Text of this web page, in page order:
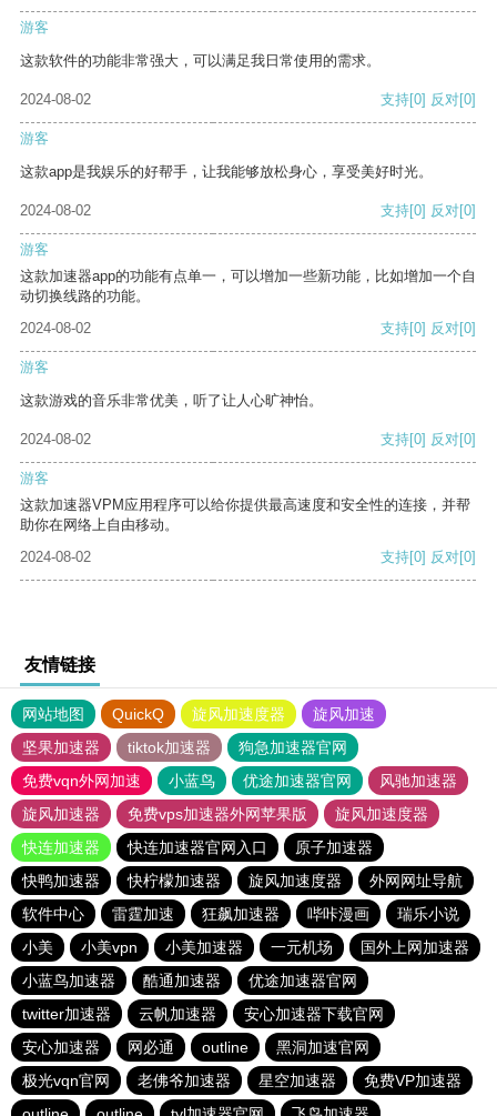
游客
这款软件的功能非常强大，可以满足我日常使用的需求。
2024-08-02 支持[0] 反对[0]
游客
这款app是我娱乐的好帮手，让我能够放松身心，享受美好时光。
2024-08-02 支持[0] 反对[0]
游客
这款加速器app的功能有点单一，可以增加一些新功能，比如增加一个自
动切换线路的功能。
2024-08-02
支持[0] 反对[0]
游客
这款游戏的音乐非常优美，听了让人心旷神怡。
2024-08-02 支持[0] 反对[0]
游客
这款加速器VPM应用程序可以给你提供最高速度和安全性的连接，并帮
助你在网络上自由移动。
2024-08-02
支持[0] 反对[0]
友情链接
网站地图 QuickQ 旋风加速度器
旋风加速
坚果加速器
tiktok加速器
狗急加速器官网
免费vqn外网加速
小蓝鸟 优途加速器官网
风驰加速器
旋风加速器
免费vps加速器外网苹果版
旋风加速度器
快连加速器
快连加速器官网入口
原子加速器
快鸭加速器
快柠檬加速器 旋风加速度器
外网网址导航
软件中心
雷霆加速 狂飙加速器 哔咔漫画
瑞乐小说
小美
小美vpn 小美加速器 一元机场
国外上网加速器
小蓝鸟加速器
酷通加速器
优途加速器官网
twitter加速器
云帆加速器
安心加速器下载官网
安心加速器
网必通 outline
黑洞加速官网
极光vqn官网
老佛爷加速器 星空加速器
免费VP加速器